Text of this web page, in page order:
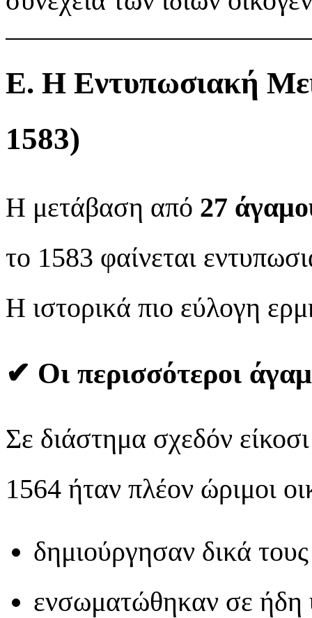
Ε. Η Εντυπωσιακή
1583)
Η μετάβαση από 27
το 1583 φαίνεται
Η ιστορικά πιο εύλογη
✔ Οι περισσότεροι
Σε διάστημα σχεδόν
1564 ήταν πλέον ώριμοι
δημιούργησαν δικά
ενσωματώθηκαν σε ήδη